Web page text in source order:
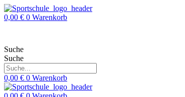
Zum
Inhalt
0,00 € 0 Warenkorb
Suche
Suche
0,00 € 0 Warenkorb